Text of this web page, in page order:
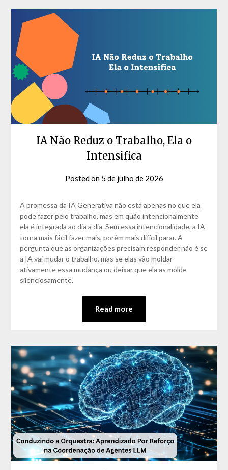
IA Não Reduz o Trabalho, Ela o
Intensifica
Posted on 5 de julho de 2026
Matos
A promessa da IA Generativa não está apenas no que ela
pode fazer pelo trabalho, mas em quão intencionalmente
ela é integrada ao dia a dia. Sem essa intencionalidade, a IA
torna mais fácil fazer mais, porém mais difícil parar. A
pergunta que as organizações precisam responder não é se
a IA vai mudar o trabalho, mas se elas vão moldar
ativamente essa mudança ou deixar que ela as molde
silenciosamente.
Read more